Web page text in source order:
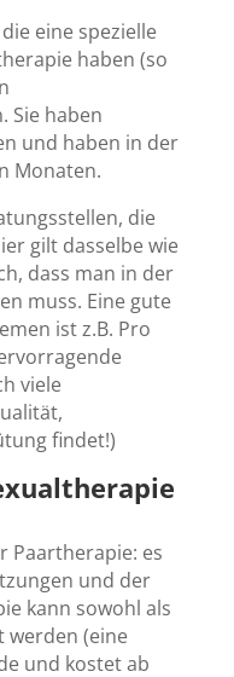
eine spezielle
haben (so
Sie haben
und haben in der
Monaten.
die
gilt dasselbe wie
dass man in der
muss. Eine gute
ist z.B. Pro
viele
findet!)
Paartherapie: es
und der
kann sowohl als
werden (eine
und kostet ab